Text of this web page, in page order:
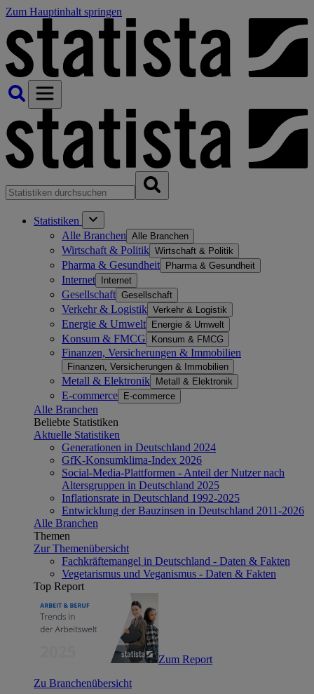
Zum Hauptinhalt springen
Statistiken
Alle Branchen Alle Branchen
Wirtschaft & Politik Wirtschaft & Politik
Pharma & Gesundheit Pharma & Gesundheit
Internet Internet
Gesellschaft Gesellschaft
Verkehr & Logistik Verkehr & Logistik
Energie & Umwelt Energie & Umwelt
Konsum & FMCG Konsum & FMCG
Finanzen, Versicherungen & Immobilien
Finanzen, Versicherungen & Immobilien
Metall & Elektronik Metall & Elektronik
E-commerce E-commerce
Alle Branchen
Beliebte Statistiken
Aktuelle Statistiken
Generationen in Deutschland 2024
GfK-Konsumklima-Index 2026
Social-Media-Plattformen - Anteil der Nutzer nach
Altersgruppen in Deutschland 2025
Inflationsrate in Deutschland 1992-2025
Entwicklung der Bauzinsen in Deutschland 2011-2026
Alle Branchen
Themen
Zur Themenübersicht
Fachkräftemangel in Deutschland - Daten & Fakten
Vegetarismus und Veganismus - Daten & Fakten
Top Report
Zum Report
Zu Branchenübersicht